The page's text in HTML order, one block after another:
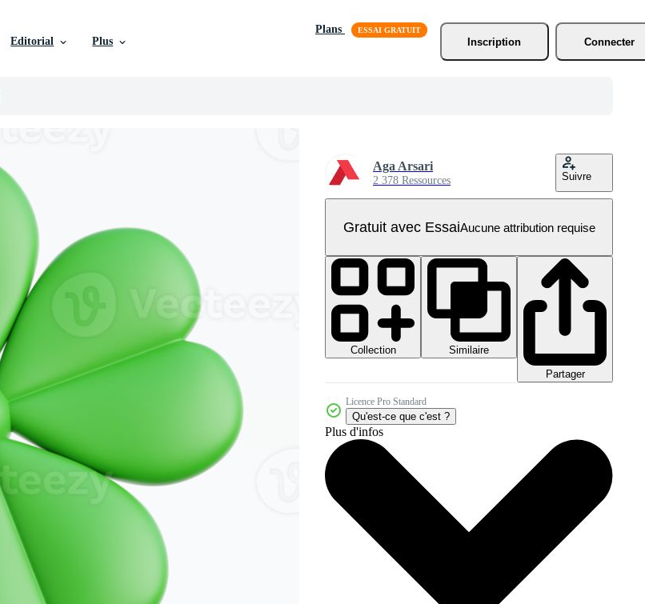
Editorial Plus
Plans
Inscription
Connecter
Aga Arsari
2 378 Ressources Suivre
Gratuit avec EssaiAucune attribution requise
Collection
Similaire
Partager
Licence Pro Standard
Qu'est-ce que c'est ?
Plus d'infos